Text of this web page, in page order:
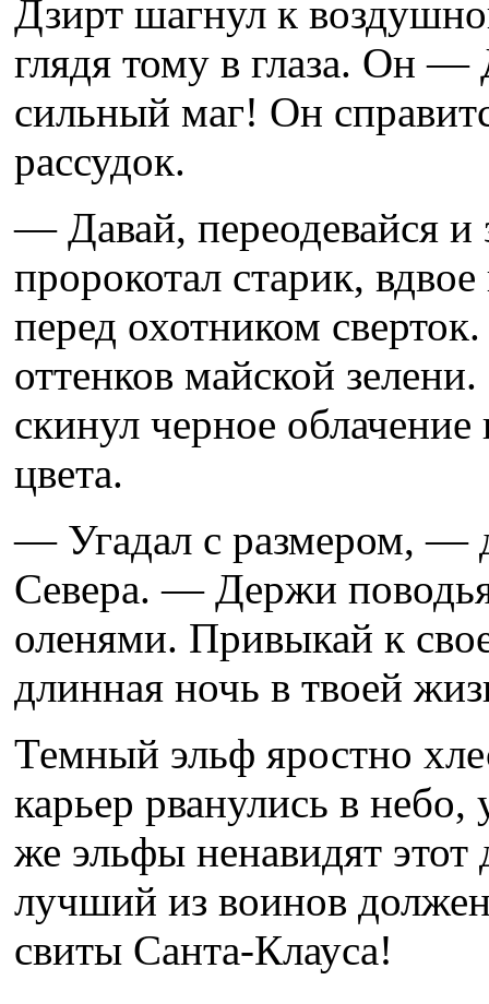
Дзирт шагнул к
глядя тому в глаза. Он
сильный маг! Он
рассудок.
— Давай, переодевайся и
пророкотал старик,
перед охотником
оттенков майской
скинул черное
цвета.
— Угадал с размером, —
Севера. — Держи
оленями. Привыкай к
длинная ночь в твоей
Темный эльф яростно
карьер рванулись в небо,
же эльфы ненавидят
лучший из воинов
свиты Санта-Клауса!